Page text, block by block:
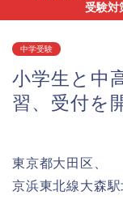
受験対
中学受験
小学生と中
習、受付を
東京都大田区、
京浜東北線大森